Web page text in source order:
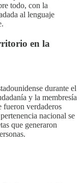
todo, con la
al lenguaje
en la
durante el
y la membresía
fueron verdaderos
nacional se
que generaron